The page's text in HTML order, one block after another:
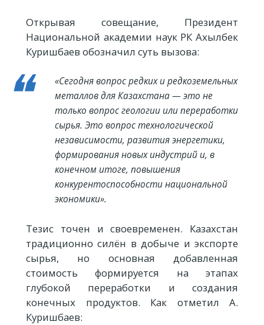
Открывая совещание, Президент
Национальной академии наук РК Ахылбек
Куришбаев обозначил суть вызова:
«Сегодня вопрос редких и редкоземельных
металлов для Казахстана — это не
только вопрос геологии или переработки
сырья. Это вопрос технологической
независимости, развития энергетики,
формирования новых индустрий и, в
конечном итоге, повышения
конкурентоспособности национальной
экономики».
Тезис точен и своевременен. Казахстан
традиционно силён в добыче и экспорте
сырья, но основная добавленная
стоимость формируется на этапах
глубокой переработки и создания
конечных продуктов. Как отметил А.
Куришбаев: